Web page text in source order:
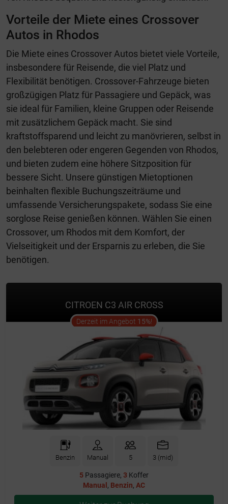
Vorteile der Miete eines Crossover
Autos in Rhodos
Die Miete eines Crossover Autos bietet viele Vorteile,
insbesondere für Reisende, die viel Platz und
Flexibilität benötigen. Crossover-Fahrzeuge bieten
großzügigen Platz für Passagiere und Gepäck, was
sie ideal für Familien, kleine Gruppen oder Reisende
mit zusätzlichem Gepäck macht. Sie sind
kraftstoffsparend und leicht zu manövrieren, selbst in
den belebteren oder engeren Gegenden von Rhodos,
und bieten zudem eine höhere Sitzposition für
bessere Sicht. Unsere günstigen Mietoptionen
beinhalten flexible Buchungszeiträume und
umfassende Versicherungspakete, sodass Sie eine
sorglose Reise genießen können. Wählen Sie einen
Crossover, um Rhodos mit dem Komfort, der
Vielseitigkeit und der Ersparnis zu erleben, die Sie
benötigen.
CITROEN C3 AIR CROSS
Derzeit im Angebot 15%!offer
Benzin Manual 5 3 (mid)
5 Passagiere, 3 Koffer
Manual , Benzin, AC